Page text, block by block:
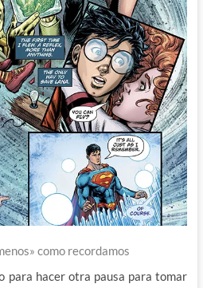
como recordamos
para hacer otra pausa para tomar